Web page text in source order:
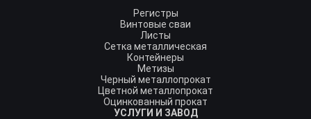
Регистры
Винтовые сваи
Листы
Сетка металлическая
Контейнеры
Метизы
Черный металлопрокат
Цветной металлопрокат
Оцинкованный прокат
УСЛУГИ И ЗАВОД